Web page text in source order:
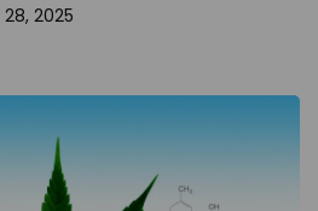
2025